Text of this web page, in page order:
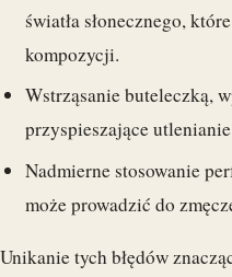
światła słonecznego,
kompozycji.
Wstrząsanie buteleczką,
przyspieszające
Nadmierne stosowanie
może prowadzić do
Unikanie tych błędów